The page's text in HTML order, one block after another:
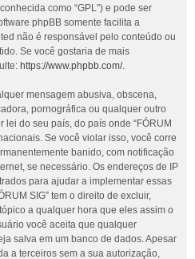
como “GPL”) e pode ser
phpBB somente facilita a
não é responsável pelo conteúdo ou
Se você gostaria de mais
https://www.phpbb.com/.
mensagem abusiva, obscena,
pornográfica ou qualquer outro
do seu país, do país onde “FÓRUM
Se você violar isso, você corre
banido, com notificação
se necessário. Os endereços de IP
para ajudar a implementar essas
SIG” tem o direito de excluir,
a qualquer hora que eles assim o
você aceita que qualquer
salva em um banco de dados. Apesar
a terceiros sem a sua autorização,